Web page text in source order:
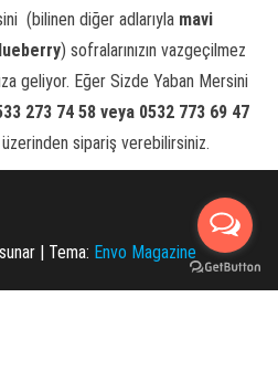
(bilinen diğer adlarıyla mavi
) sofralarınızın vazgeçilmez
geliyor. Eğer Sizde Yaban Mersini
273 74 58 veya 0532 773 69 47
üzerinden sipariş verebilirsiniz.
| Tema: Envo Magazine